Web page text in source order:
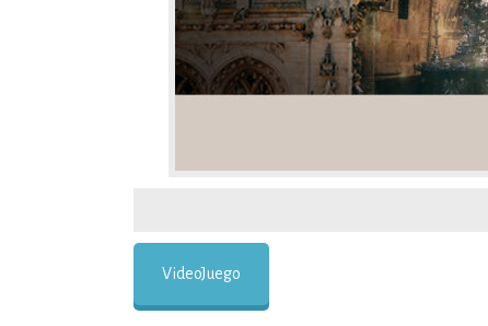
VideoJuego